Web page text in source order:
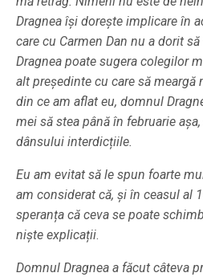
Dragnea își dorește implicare în
care cu Carmen Dan nu a dorit
Dragnea poate sugera colegilor
alt președinte cu care să meargă
din ce am aflat eu, domnul
mei să stea până în februarie
dânsului interdicțiile.
Eu am evitat să le spun foarte
am considerat că, și în ceasul al
speranța că ceva se poate
niște explicații.
Domnul Dragnea a făcut câteva